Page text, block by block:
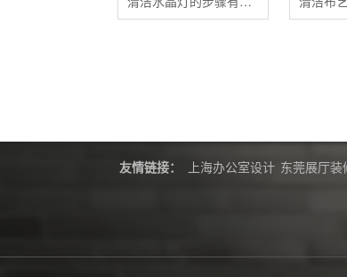
友情链接： 上海办公室设计 东莞展厅装